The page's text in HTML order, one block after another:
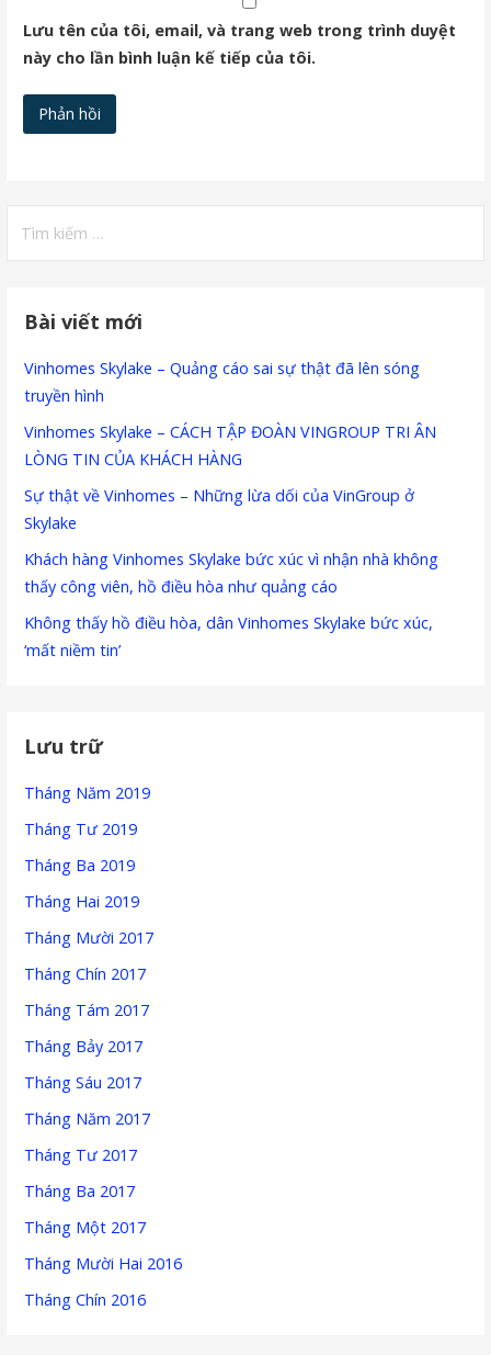
Lưu tên của tôi, email, và trang web trong trình duyệt
này cho lần bình luận kế tiếp của tôi.
kiếm
Bài viết mới
Vinhomes Skylake – Quảng cáo sai sự thật đã lên sóng
truyền hình
Vinhomes Skylake – CÁCH TẬP ĐOÀN VINGROUP TRI ÂN
LÒNG TIN CỦA KHÁCH HÀNG
Sự thật về Vinhomes – Những lừa dối của VinGroup ở
Skylake
Khách hàng Vinhomes Skylake bức xúc vì nhận nhà không
thấy công viên, hồ điều hòa như quảng cáo
Không thấy hồ điều hòa, dân Vinhomes Skylake bức xúc,
‘mất niềm tin’
Lưu trữ
Tháng Năm 2019
Tháng Tư 2019
Tháng Ba 2019
Tháng Hai 2019
Tháng Mười 2017
Tháng Chín 2017
Tháng Tám 2017
Tháng Bảy 2017
Tháng Sáu 2017
Tháng Năm 2017
Tháng Tư 2017
Tháng Ba 2017
Tháng Một 2017
Tháng Mười Hai 2016
Tháng Chín 2016